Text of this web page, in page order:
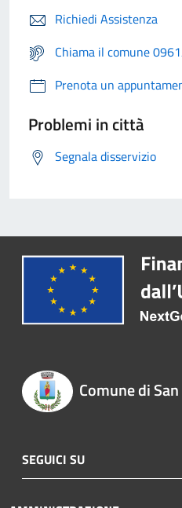
Richiedi Assistenza
Chiama il comune
Prenota un
Problemi in città
Segnala disservizio
Comune di
SEGUICI SU